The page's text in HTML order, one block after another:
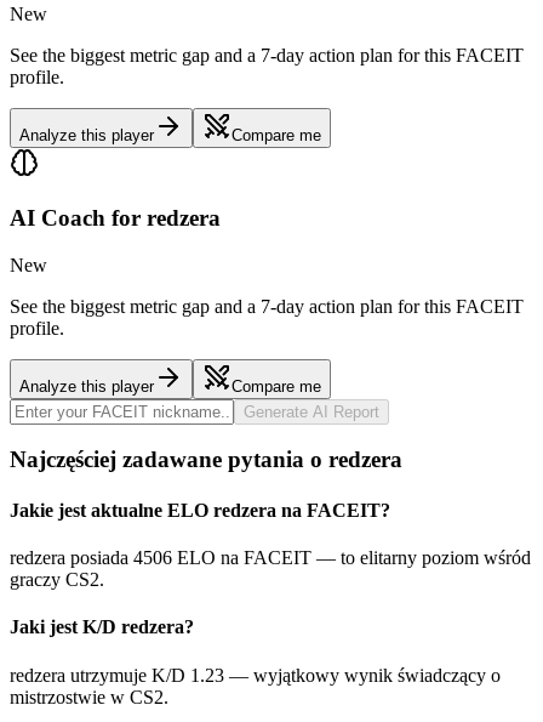
New
See the biggest metric gap and a 7-day action plan for this FACEIT
profile.
Analyze this player Compare me
AI Coach for redzera
New
See the biggest metric gap and a 7-day action plan for this FACEIT
profile.
Analyze this player
Compare me
Generate AI Report
Najczęściej zadawane pytania o redzera
Jakie jest aktualne ELO redzera na FACEIT?
redzera posiada 4506 ELO na FACEIT — to elitarny poziom wśród
graczy CS2.
Jaki jest K/D redzera?
redzera utrzymuje K/D 1.23 — wyjątkowy wynik świadczący o
mistrzostwie w CS2.